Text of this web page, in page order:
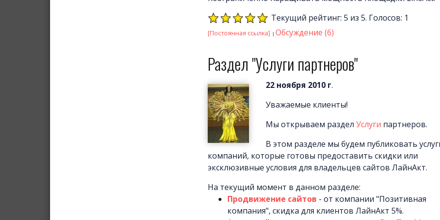
Текущий рейтинг: 5 из 5. Голосов: 1
[Постоянная ссылка] Обсуждение (6)
Раздел "Услуги партнеров"
22 ноября 2010 г.
Уважаемые клиенты!
Мы открываем раздел Услуги партнеров.
В этом разделе мы будем публиковать
компаний, которые готовы предоставить скидки или
эксклюзивные условия для владельцев сайтов ЛайнАкт.
На текущий момент в данном разделе:
Продвижение сайтов - от компании "Позитивная
компания", скидка для клиентов ЛайнАкт 5%.